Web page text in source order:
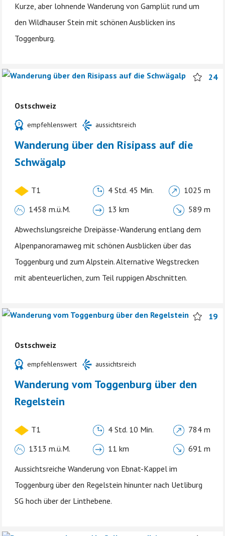
Kurze, aber lohnende Wanderung von Gamplüt rund um
den Wildhauser Stein mit schönen Ausblicken ins
Toggenburg.
24
Ostschweiz
empfehlenswert aussichtsreich
Wanderung über den Risipass auf die
Schwägalp
T1 4 Std. 45 Min.
1025 m
1458 m.ü.M.
13 km
589 m
Abwechslungsreiche Dreipässe-Wanderung entlang dem
Alpenpanoramaweg mit schönen Ausblicken über das
Toggenburg und zum Alpstein. Alternative Wegstrecken
mit abenteuerlichen, zum Teil ruppigen Abschnitten.
19
Ostschweiz
empfehlenswert aussichtsreich
Wanderung vom Toggenburg über den
Regelstein
T1 4 Std. 10 Min.
784 m
1313 m.ü.M.
11 km
691 m
Aussichtsreiche Wanderung von Ebnat-Kappel im
Toggenburg über den Regelstein hinunter nach Uetliburg
SG hoch über der Linthebene.